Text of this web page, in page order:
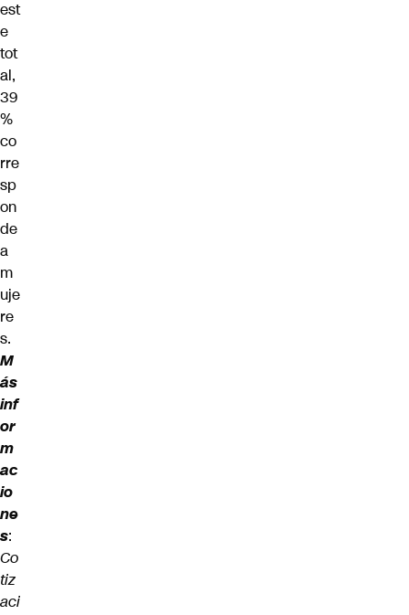
est
e
tot
al,
39
%
co
rre
sp
on
de
a
m
uje
re
s.
M
ás
inf
or
m
ac
io
ne
s:
Co
tiz
aci